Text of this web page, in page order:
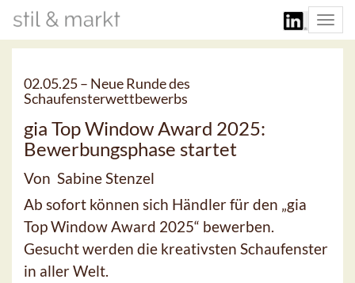
02.05.25 – Neue Runde des
Schaufensterwettbewerbs
gia Top Window Award 2025:
Bewerbungsphase startet
Von Sabine Stenzel
Ab sofort können sich Händler für den „gia
Top Window Award 2025“ bewerben.
Gesucht werden die kreativsten Schaufenster
in aller Welt.